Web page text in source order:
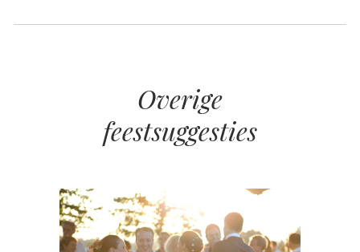
Overige
feestsuggesties